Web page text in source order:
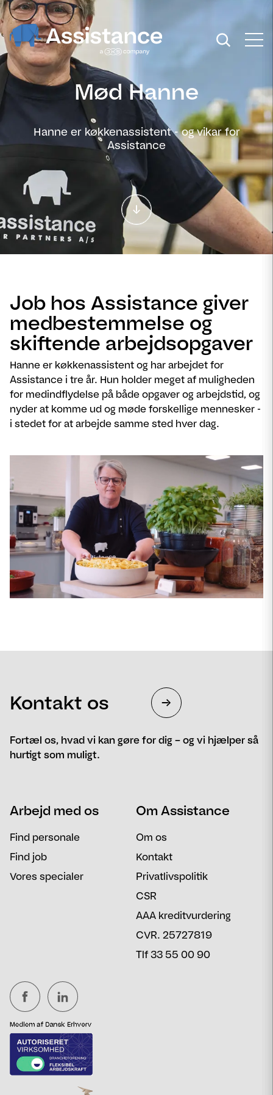
Mød Hanne
Hanne er køkkenassistent - og vikar for
Assistance
Job hos Assistance giver
medbestemmelse og
skiftende arbejdsopgaver
Hanne er køkkenassistent og har arbejdet for
Assistance i tre år. Hun holder meget af muligheden
for medindflydelse på både opgaver og arbejdstid, og
nyder at komme ud og møde forskellige mennesker -
i stedet for at arbejde samme sted hver dag.
Kontakt os
Fortæl os, hvad vi kan gøre for dig – og vi hjælper så
hurtigt som muligt.
Email Besked
Arbejd med os
Find personale
Find job
Vores specialer
Om Assistance
Om os
Kontakt
Privatlivspolitik
CSR
AAA kreditvurdering
CVR. 25727819
Tlf 33 55 00 90